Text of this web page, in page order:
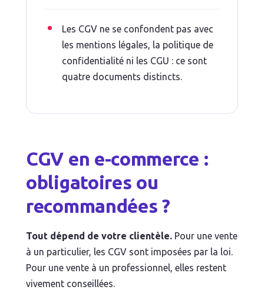
Les CGV ne se confondent pas avec
les mentions légales, la politique de
confidentialité ni les CGU : ce sont
quatre documents distincts.
CGV en e-commerce :
obligatoires ou
recommandées ?
Tout dépend de votre clientèle. Pour une vente
à un particulier, les CGV sont imposées par la loi.
Pour une vente à un professionnel, elles restent
vivement conseillées.